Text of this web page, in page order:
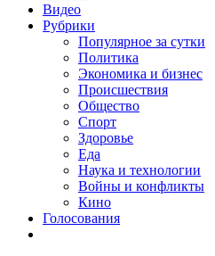
Видео
Рубрики
Популярное за сутки
Политика
Экономика и бизнес
Происшествия
Общество
Спорт
Здоровье
Еда
Наука и технологии
Войны и конфликты
Кино
Голосования